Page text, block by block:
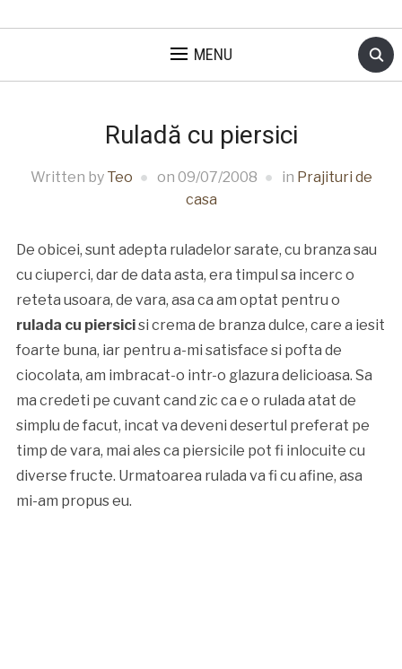
MENU
Ruladă cu piersici
Written by Teo on 09/07/2008 in Prajituri de
casa
De obicei, sunt adepta ruladelor sarate, cu branza sau
cu ciuperci, dar de data asta, era timpul sa incerc o
reteta usoara, de vara, asa ca am optat pentru o
rulada cu piersicisi crema de branza dulce, care a iesit
foarte buna, iar pentru a-mi satisface si pofta de
ciocolata, am imbracat-o intr-o glazura delicioasa. Sa
ma credeti pe cuvant cand zic ca e o rulada atat de
simplu de facut, incat va deveni desertul preferat pe
timp de vara, mai ales ca piersicile pot fi inlocuite cu
diverse fructe. Urmatoarea rulada va fi cu afine, asa
mi-am propus eu.